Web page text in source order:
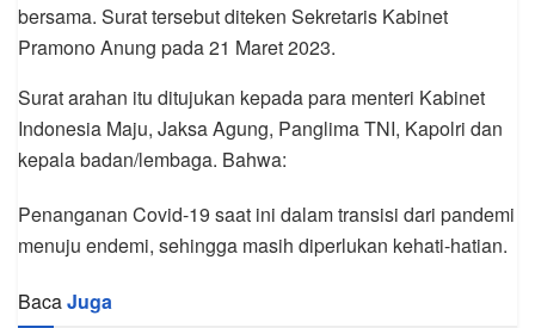
bersama. Surat tersebut diteken Sekretaris Kabinet
Pramono Anung pada 21 Maret 2023.
Surat arahan itu ditujukan kepada para menteri Kabinet
Indonesia Maju, Jaksa Agung, Panglima TNI, Kapolri dan
kepala badan/lembaga. Bahwa:
Penanganan Covid-19 saat ini dalam transisi dari pandemi
menuju endemi, sehingga masih diperlukan kehati-hatian.
BacaJuga